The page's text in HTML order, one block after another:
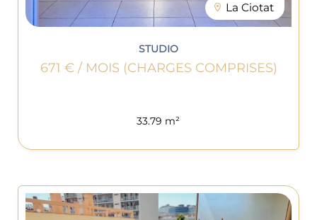
La Ciotat
STUDIO
671 € / MOIS (CHARGES COMPRISES)
33.79 m²